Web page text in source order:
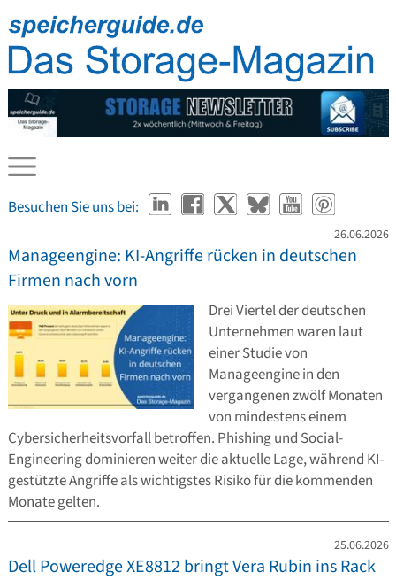
Besuchen Sie uns bei:
26.06.2026
Manageengine: KI-Angriffe rücken in deutschen
Firmen nach vorn
Drei Viertel der deutschen
Unternehmen waren laut
einer Studie von
Manageengine in den
vergangenen zwölf Monaten
von mindestens einem
Cybersicherheitsvorfall betroffen. Phishing und Social-
Engineering dominieren weiter die aktuelle Lage, während KI-
gestützte Angriffe als wichtigstes Risiko für die kommenden
Monate gelten.
25.06.2026
Dell Poweredge XE8812 bringt Vera Rubin ins Rack